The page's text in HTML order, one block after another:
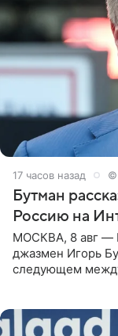
17 часов назад ©
Бутман
Россию на
МОСКВА, 8 авг —
джазмен Игорь
следующем